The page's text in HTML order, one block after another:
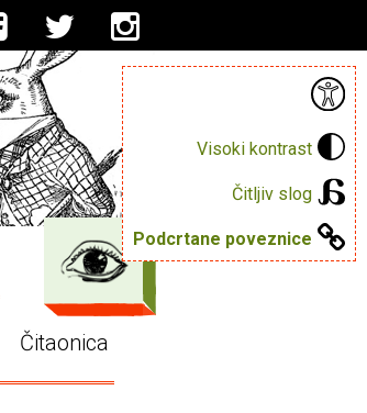
Visoki kontrast
Čitljiv slog
Podcrtane poveznice
Čitaonica